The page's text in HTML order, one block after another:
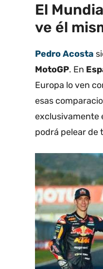
El
ve él
Pedro Acosta
MotoGP. En
Europa lo ven
esas
exclusivamente
podrá pelear de